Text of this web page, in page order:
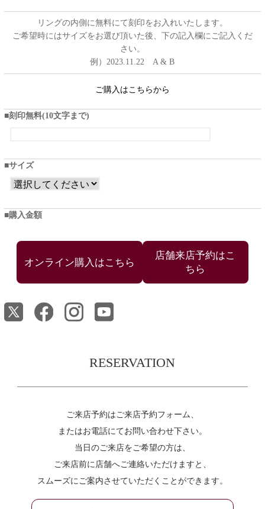
リングの内側に無料にて刻印をお入れいたします。
ご希望時にはサイズをお選び頂いた後、下の記入欄にご記入くだ
さい。
例）2023.11.22 A & B
ご購入はこちらから
刻印無料(10文字まで)
サイズ
購入金額
店舗来店予約はこ
ちら
RESERVATION
ご来店予約はご来店予約フォーム、
またはお電話にてお問い合わせ下さい。
当日のご来店をご希望の方は、
ご来店前に店舗へご連絡いただけますと、
スムーズにご案内させていただくことができます。